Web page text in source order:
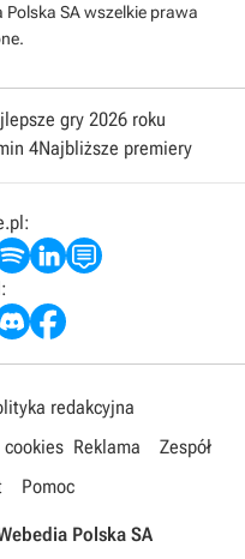
SA wszelkie prawa
gry 2026 roku
4Najbliższe premiery
redakcyjna
Reklama
Zespół
Pomoc
Polska SA